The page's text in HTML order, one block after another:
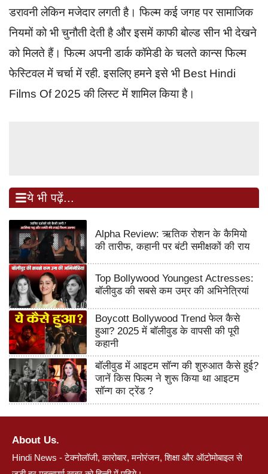
डरावनी लेकिन मजेदार लगती है। फिल्म कई जगह पर सामाजिक
नियमों को भी चुनौती देती है और इसमें काफी बोल्ड सीन भी देखने
को मिलते हैं। फिल्म अपनी डार्क कॉमेडी के चलते कान्स फिल्म
फेस्टिवल में चर्चा में रही. इसलिए हमने इसे भी Best Hindi
Films Of 2025 की लिस्ट में शामिल किया है।
ये भी पढ़ें...
Alpha Review: ऋतिक रोशन के कैमियो
की तारीफ, कहानी पर बंटी समीक्षकों की राय
Top Bollywood Youngest Actresses:
बॉलीवुड की सबसे कम उम्र की अभिनेत्रियां
Boycott Bollywood Trend फेल कैसे
हुआ? 2025 में बॉलीवुड के वापसी की पूरी
कहानी
बॉलीवुड में आइटम सॉन्ग की शुरुआत कैसे हुई?
जानें किस फिल्म ने शुरू किया था आइटम
सॉन्ग का ट्रेंड ?
About Us.
Hindi News - टेक्नोलॉजी, कारोबार, मनोरंजन, शिक्षा और ऑटोमोबाइल से